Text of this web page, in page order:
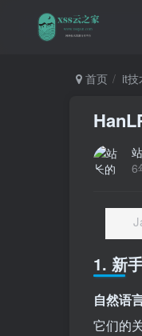
首页 it技
6
1. 新
自然语
它们的